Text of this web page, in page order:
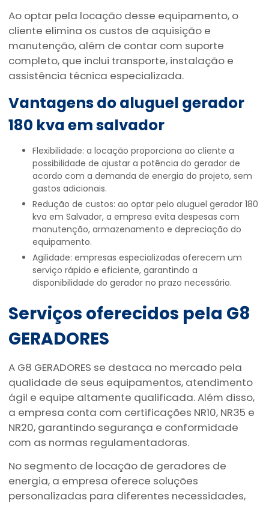
Ao optar pela locação desse equipamento, o
cliente elimina os custos de aquisição e
manutenção, além de contar com suporte
completo, que inclui transporte, instalação e
assistência técnica especializada.
Vantagens doaluguel gerador
180 kva em salvador
Flexibilidade: a locação proporciona ao cliente a
possibilidade de ajustar a potência do gerador de
acordo com a demanda de energia do projeto, sem
gastos adicionais.
Redução de custos: ao optar pelo aluguel gerador 180
kva em Salvador, a empresa evita despesas com
manutenção, armazenamento e depreciação do
equipamento.
Agilidade: empresas especializadas oferecem um
serviço rápido e eficiente, garantindo a
disponibilidade do gerador no prazo necessário.
Serviços oferecidos pela G8
GERADORES
A G8 GERADORES se destaca no mercado pela
qualidade de seus equipamentos, atendimento
ágil e equipe altamente qualificada. Além disso,
a empresa conta com certificações NR10, NR35 e
NR20, garantindo segurança e conformidade
com as normas regulamentadoras.
No segmento de locação de geradores de
energia, a empresa oferece soluções
personalizadas para diferentes necessidades,